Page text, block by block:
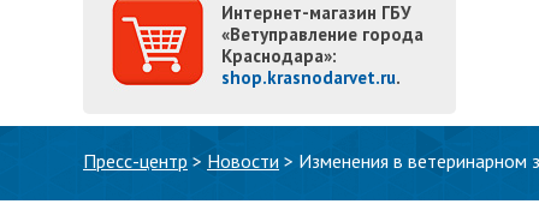
Интернет-магазин ГБУ
«Ветуправление города
Краснодара»:
shop.krasnodarvet.ru.
Пресс-центр > Новости > Изменения в ветеринарном